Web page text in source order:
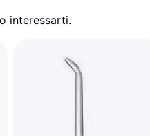
interessarti.